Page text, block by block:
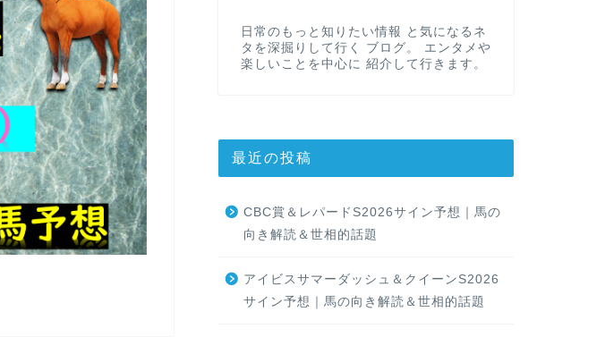
日常のもっと知りたい情報 と気になるネ
タを深掘りして行く ブログ。 エンタメや
楽しいことを中心に 紹介して行きます。
最近の投稿
CBC賞＆レパードS2026サイン予想｜馬の
向き解読＆世相的話題
アイビスサマーダッシュ＆クイーンS2026
サイン予想｜馬の向き解読＆世相的話題